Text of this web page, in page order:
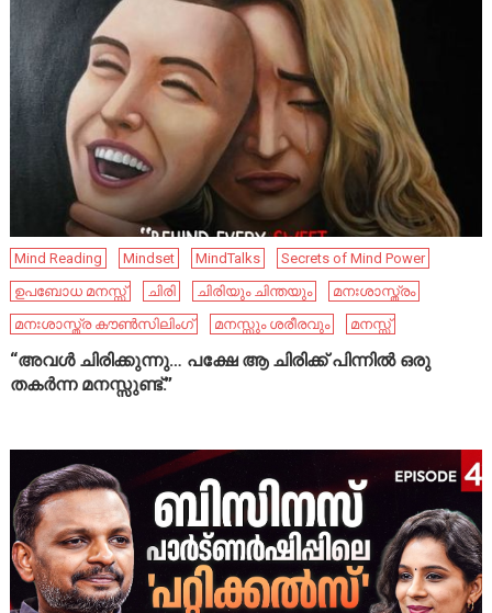
Mind Reading Mindset MindTalks
Secrets of Mind Power
ഉപബോധ മനസ്സ്
ചിരി ചിരിയും ചിന്തയും
മനഃശാസ്ത്രം
മനഃശാസ്ത്ര കൗൺസിലിംഗ്
മനസ്സും ശരീരവും മനസ്സ്
“അവൾ ചിരിക്കുന്നു… പക്ഷേ ആ ചിരിക്ക് പിന്നിൽ ഒരു
തകർന്ന മനസ്സുണ്ട്.”